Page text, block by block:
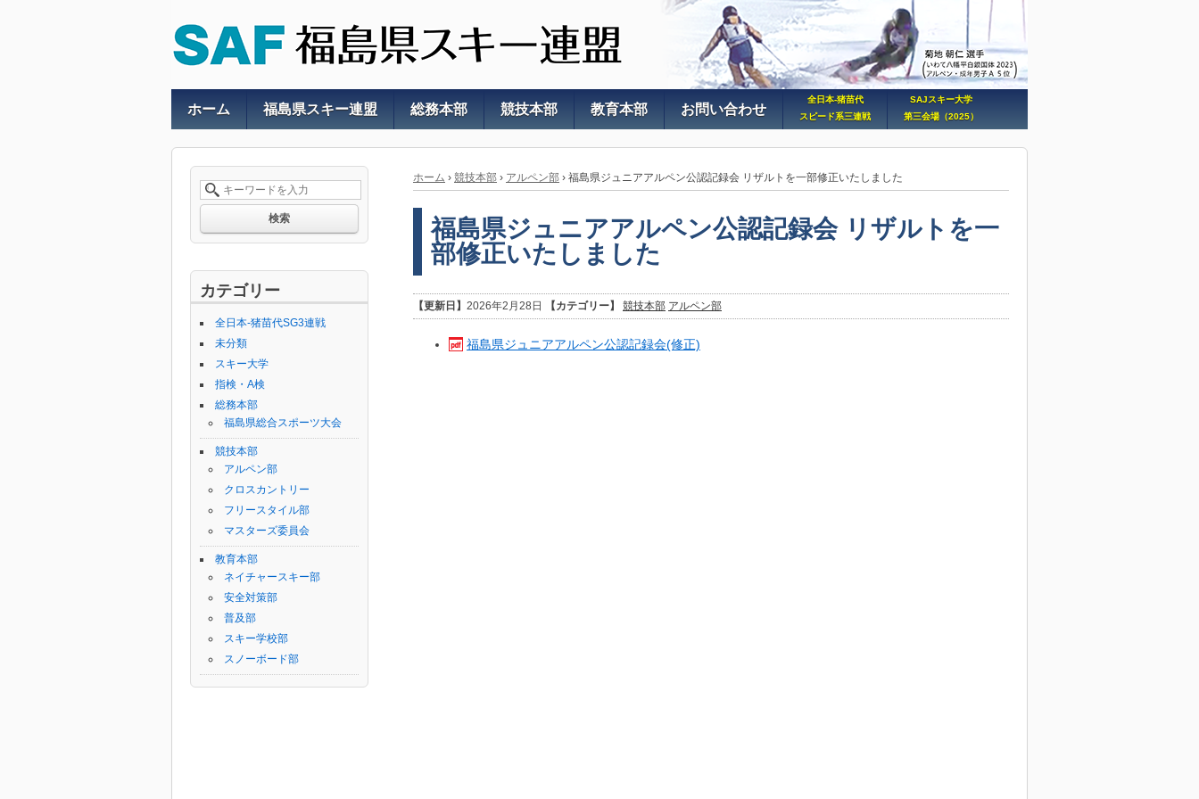
ホーム 福島県スキー連盟 総務本部 競技本部 教育本部 お問い合わせ
全日本-猪苗代
スピード系三連戦
SAJスキー大学
第三会場（2025）
ホーム › 競技本部 › アルペン部 › 福島県ジュニアアルペン公認記録会 リザルトを一部修正いたしました
福島県ジュニアアルペン公認記録会 リザルトを一
部修正いたしました
【更新日】 2026年2月28日 【カテゴリー】 競技本部 アルペン部
福島県ジュニアアルペン公認記録会(修正)
検索
カテゴリー
全日本-猪苗代SG3連戦
未分類
スキー大学
指検・A検
総務本部
福島県総合スポーツ大会
競技本部
アルペン部
クロスカントリー
フリースタイル部
マスターズ委員会
教育本部
ネイチャースキー部
安全対策部
普及部
スキー学校部
スノーボード部